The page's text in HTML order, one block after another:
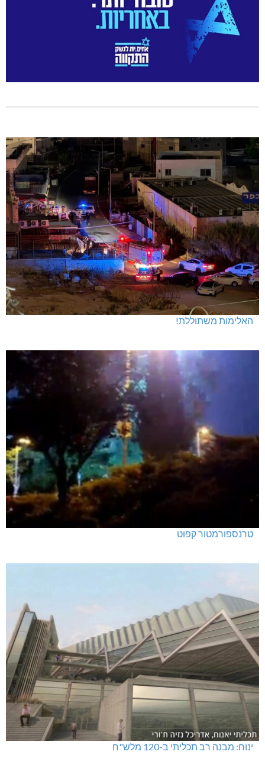
האלימות משתוללת!
טרנספורמטור קפוט
ינוח: מבנה רב תכליתי ב-120 מלש"ח